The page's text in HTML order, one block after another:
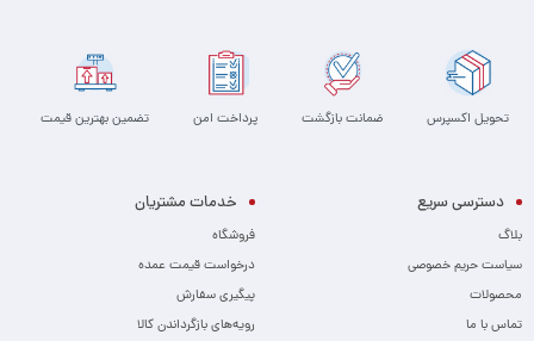
تحویل اکسپرس ضمانت بازگشت پرداخت امن تضمین بهترین قیمت
دسترسی سریع
بلاگ
سیاست حریم خصوصی
محصولات
تماس با ما
خدمات مشتریان
فروشگاه
درخواست قیمت عمده
پیگیری سفارش
رویه‌های بازگرداندن کالا